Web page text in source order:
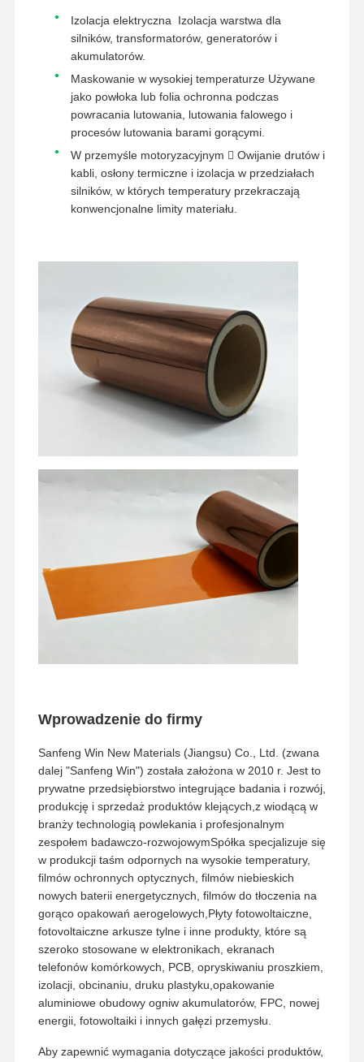
wypuścić film
Folia poliuretanowa
Filmy silikonowe
Folia akrylowa
Taśma perforowana
Niebieska folia ochronna
Folia grzewcza
Izolacja elektryczna ️ Izolacja warstwa dla
silników, transformatorów, generatorów i
akumulatorów.
Maskowanie w wysokiej temperaturze Używane
jako powłoka lub folia ochronna podczas
powracania lutowania, lutowania falowego i
procesów lutowania barami gorącymi.
W przemyśle motoryzacyjnym  Owijanie drutów i
kabli, osłony termiczne i izolacja w przedziałach
silników, w których temperatury przekraczają
konwencjonalne limity materiału.
Wprowadzenie do firmy
Sanfeng Win New Materials (Jiangsu) Co., Ltd. (zwana
dalej "Sanfeng Win") została założona w 2010 r. Jest to
prywatne przedsiębiorstwo integrujące badania i rozwój,
produkcję i sprzedaż produktów klejących,z wiodącą w
branży technologią powlekania i profesjonalnym
zespołem badawczo-rozwojowymSpółka specjalizuje się
w produkcji taśm odpornych na wysokie temperatury,
filmów ochronnych optycznych, filmów niebieskich
nowych baterii energetycznych, filmów do tłoczenia na
gorąco opakowań aerogelowych,Płyty fotowoltaiczne,
fotovoltaiczne arkusze tylne i inne produkty, które są
szeroko stosowane w elektronikach, ekranach
telefonów komórkowych, PCB, opryskiwaniu proszkiem,
izolacji, obcinaniu, druku plastyku,opakowanie
aluminiowe obudowy ogniw akumulatorów, FPC, nowej
energii, fotowoltaiki i innych gałęzi przemysłu.
Aby zapewnić wymagania dotyczące jakości produktów,